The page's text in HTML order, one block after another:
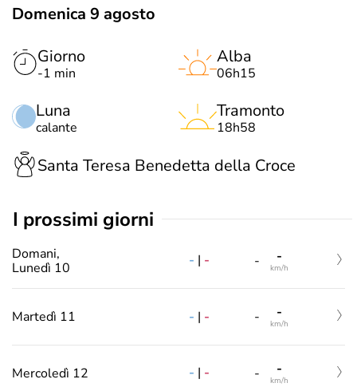
Domenica 9 agosto
Giorno
-1 min
Luna
calante
Alba
06h15
Tramonto
18h58
Santa Teresa Benedetta della Croce
i prossimi giorni
Domani,
Lunedì 10
- | - - -
km/h
Martedì 11 - | - - -
km/h
Mercoledì 12 - | - - -
km/h